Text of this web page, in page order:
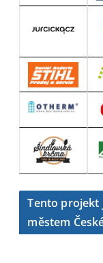
Tento projekt
městem